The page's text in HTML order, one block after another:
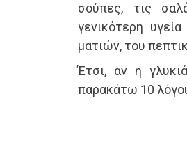
σούπες, τις
γενικότερη
ματιών, του
Έτσι, αν η
παρακάτω 10